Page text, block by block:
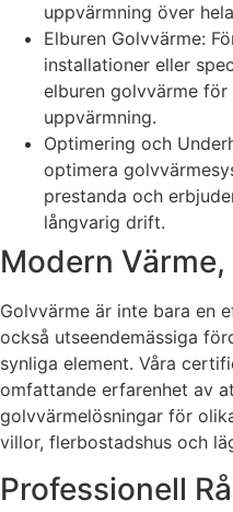
uppvärmning över
Elburen Golvvärme:
installationer eller
elburen golvvärme
uppvärmning.
Optimering och
optimera
prestanda och
långvarig drift.
Modern
Golvvärme är inte bara en
också utseendemässiga
synliga element. Våra
omfattande erfarenhet av
golvvärmelösningar för
villor, flerbostadshus och
Professionell